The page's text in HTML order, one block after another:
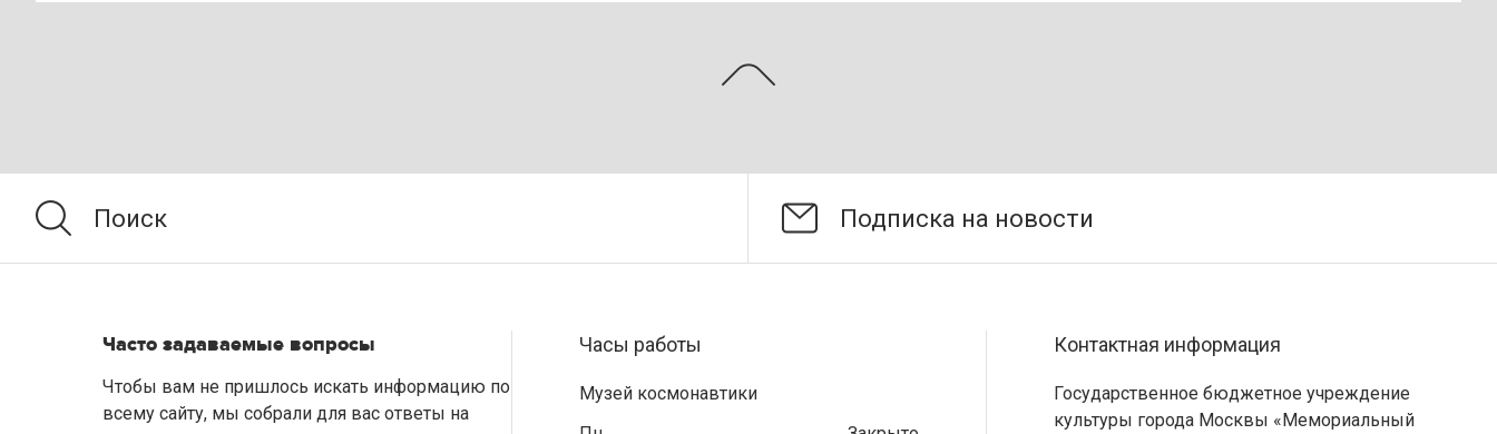
Часто задаваемые вопросы
Чтобы вам не пришлось искать информацию по
всему сайту, мы собрали для вас ответы на
Часы работы
Музей космонавтики
Контактная информация
Государственное бюджетное учреждение
культуры города Москвы «Мемориальный